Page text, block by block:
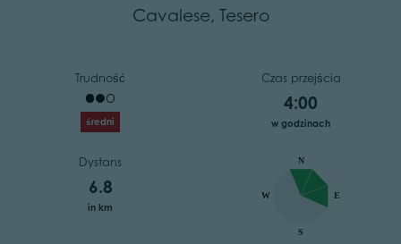
Cavalese, Tesero
Trudność
średni
Czas przejścia
4:00
w godzinach
Dystans
6.8
in km
W
S
E
N